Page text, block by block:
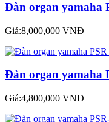
Đàn organ yamaha
Giá:8,000,000 VNĐ
Đàn organ yamaha
Giá:4,800,000 VNĐ